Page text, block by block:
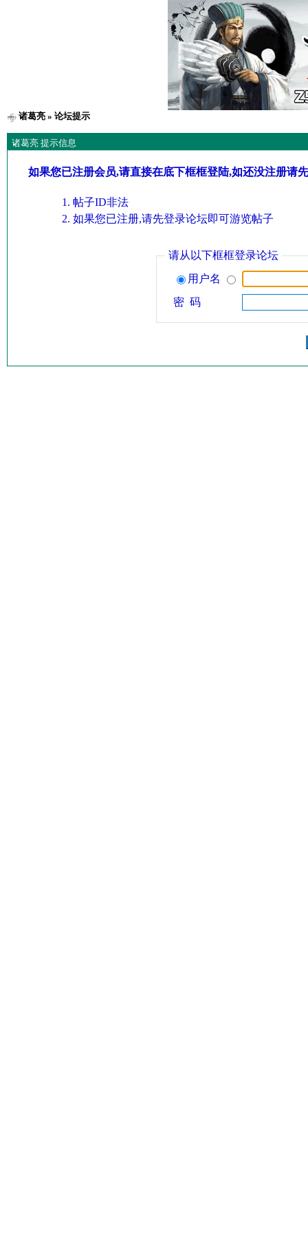
诸葛亮» 论坛提示
诸葛亮 提示信息
如果您已注册会员,请直接在底下框框登陆,如还没注册请
帖子ID非法
如果您已注册,请先登录论坛即可游览帖子
请从以下框框登录论坛
用户名
密 码